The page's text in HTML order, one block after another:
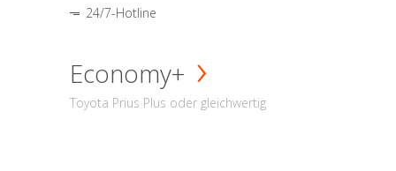
24/7-Hotline
Economy+
Toyota Prius Plus oder gleichwertig